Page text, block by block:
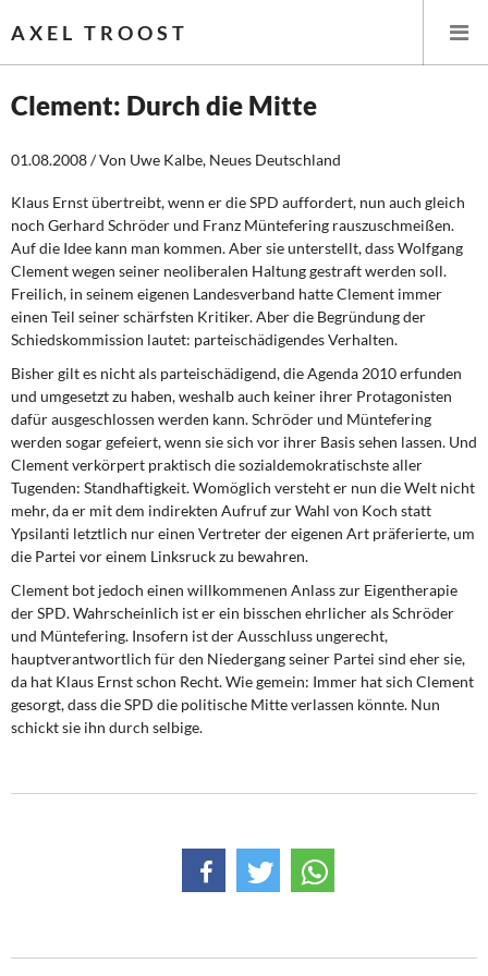
AXEL TROOST
Themen
Leitlinien linker Wirtschafts- und Finanzpolitik
Wirtschaftspolitik
Steuer- und Finanzpolitik
Öffentliche Infrastruktur und Daseinsvorsorge
Eurokrise und Griechenland
DIE LINKE
Weitere Themen
Memo-Gruppe
Institut Solidarische Moderne
Rosa-Luxemburg-Stiftung
Clement: Durch die Mitte
01.08.2008 / Von Uwe Kalbe, Neues Deutschland
Klaus Ernst übertreibt, wenn er die SPD auffordert, nun auch gleich
noch Gerhard Schröder und Franz Müntefering rauszuschmeißen.
Auf die Idee kann man kommen. Aber sie unterstellt, dass Wolfgang
Clement wegen seiner neoliberalen Haltung gestraft werden soll.
Freilich, in seinem eigenen Landesverband hatte Clement immer
einen Teil seiner schärfsten Kritiker. Aber die Begründung der
Schiedskommission lautet: parteischädigendes Verhalten.
Bisher gilt es nicht als parteischädigend, die Agenda 2010 erfunden
und umgesetzt zu haben, weshalb auch keiner ihrer Protagonisten
dafür ausgeschlossen werden kann. Schröder und Müntefering
werden sogar gefeiert, wenn sie sich vor ihrer Basis sehen lassen. Und
Clement verkörpert praktisch die sozialdemokratischste aller
Tugenden: Standhaftigkeit. Womöglich versteht er nun die Welt nicht
mehr, da er mit dem indirekten Aufruf zur Wahl von Koch statt
Ypsilanti letztlich nur einen Vertreter der eigenen Art präferierte, um
die Partei vor einem Linksruck zu bewahren.
Clement bot jedoch einen willkommenen Anlass zur Eigentherapie
der SPD. Wahrscheinlich ist er ein bisschen ehrlicher als Schröder
und Müntefering. Insofern ist der Ausschluss ungerecht,
hauptverantwortlich für den Niedergang seiner Partei sind eher sie,
da hat Klaus Ernst schon Recht. Wie gemein: Immer hat sich Clement
gesorgt, dass die SPD die politische Mitte verlassen könnte. Nun
schickt sie ihn durch selbige.